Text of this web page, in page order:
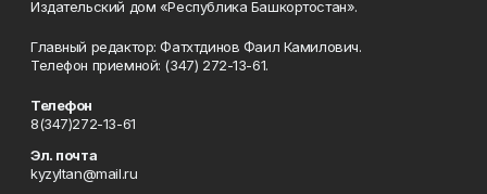
Издательский дом «Республика Башкортостан».
Главный редактор: Фатхтдинов Фаил Камилович.
Телефон приемной: (347) 272-13-61.
Телефон
8(347)272-13-61
Эл. почта
kyzyltan@mail.ru